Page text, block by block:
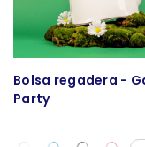
Bolsa regadera -
Party